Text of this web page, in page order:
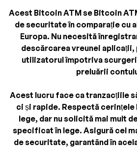
Acest Bitcoin ATM se Bitcoin
de securitate în comparație cu
Europa. Nu necesită
descărcarea vreunei
utilizatorul împotriva
preluării
Acest lucru face ca tranzacțiile
ci și rapide. Respectă cerințele
lege, dar nu solicită mai mult
specificat în lege. Asigură cel
de securitate, garantând în